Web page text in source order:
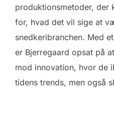
produktionsmetoder, der
for, hvad det vil sige at
snedkeribranchen. Med
er Bjerregaard opsat på
mod innovation, hvor de
tidens trends, men også